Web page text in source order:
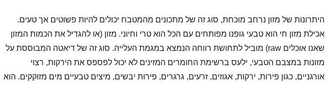
היתרונות של מזון נרחב מוכחת, סוג זה של מתכונים מהמטבח יכולים להיות פשוטים אך טעים.
אכילת מזון חי הוא טבעי גופנו מפותחים עם הכל הוא טרי וחיוני. מזון (או להגדיל את הכמות המזון
שאנו אוכלים raw) מוביל לתחושת רווחה הנמצא במגמת העלייה. סוג זה של דיאטה המבוססת על
מזונות במצבם הטבעי, ילעס ברשימת החומרים המזינים לא יכול לפספס את הירקות, רצוי
אורגניים, כגון פירות, ירקות, אגוזים, זרעים, גרגרים, פירות יבשים, מיצים טבעיים מים מזוקקים. הוא